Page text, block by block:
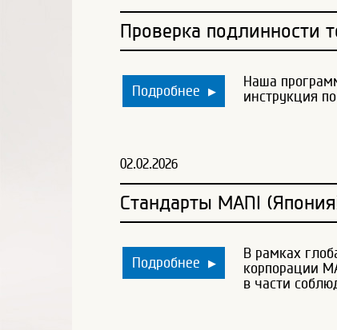
Проверка подлинности
Подробнее ▶
Наша
инструкция
02.02.2026
Стандарты MANI
Подробнее ▶
В рамках
корпорации
в части